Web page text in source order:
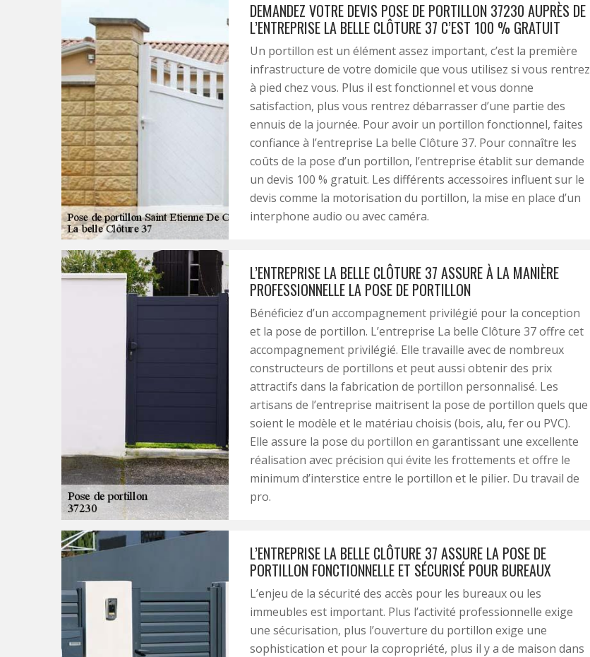
DEMANDEZ VOTRE DEVIS POSE DE PORTILLON 37230 AUPRÈS DE
L’ENTREPRISE LA BELLE CLÔTURE 37 C’EST 100 % GRATUIT
Un portillon est un élément assez important, c’est la première
infrastructure de votre domicile que vous utilisez si vous rentrez
à pied chez vous. Plus il est fonctionnel et vous donne
satisfaction, plus vous rentrez débarrasser d’une partie des
ennuis de la journée. Pour avoir un portillon fonctionnel, faites
confiance à l’entreprise La belle Clôture 37. Pour connaître les
coûts de la pose d’un portillon, l’entreprise établit sur demande
un devis 100 % gratuit. Les différents accessoires influent sur le
devis comme la motorisation du portillon, la mise en place d’un
interphone audio ou avec caméra.
L’ENTREPRISE LA BELLE CLÔTURE 37 ASSURE À LA MANIÈRE
PROFESSIONNELLE LA POSE DE PORTILLON
Bénéficiez d’un accompagnement privilégié pour la conception
et la pose de portillon. L’entreprise La belle Clôture 37 offre cet
accompagnement privilégié. Elle travaille avec de nombreux
constructeurs de portillons et peut aussi obtenir des prix
attractifs dans la fabrication de portillon personnalisé. Les
artisans de l’entreprise maitrisent la pose de portillon quels que
soient le modèle et le matériau choisis (bois, alu, fer ou PVC).
Elle assure la pose du portillon en garantissant une excellente
réalisation avec précision qui évite les frottements et offre le
minimum d’interstice entre le portillon et le pilier. Du travail de
pro.
L’ENTREPRISE LA BELLE CLÔTURE 37 ASSURE LA POSE DE
PORTILLON FONCTIONNELLE ET SÉCURISÉ POUR BUREAUX
L’enjeu de la sécurité des accès pour les bureaux ou les
immeubles est important. Plus l’activité professionnelle exige
une sécurisation, plus l’ouverture du portillon exige une
sophistication et pour la copropriété, plus il y a de maison dans